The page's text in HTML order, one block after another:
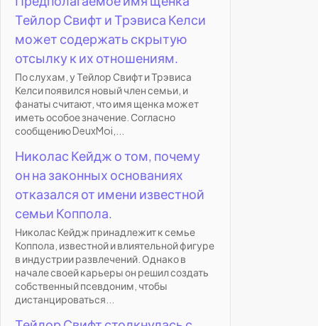
Тейлор Свифт и Трэвиса Келси
может содержать скрытую
отсылку к их отношениям.
По слухам, у Тейлор Свифт и Трэвиса
Келси появился новый член семьи, и
фанаты считают, что имя щенка может
иметь особое значение. Согласно
сообщению DeuxMoi,...
Николас Кейдж о том, почему
он на законных основаниях
отказался от имени известной
семьи Коппола.
Николас Кейдж принадлежит к семье
Коппола, известной и влиятельной фигуре
в индустрии развлечений. Однако в
начале своей карьеры он решил создать
собственный псевдоним, чтобы
дистанцироваться...